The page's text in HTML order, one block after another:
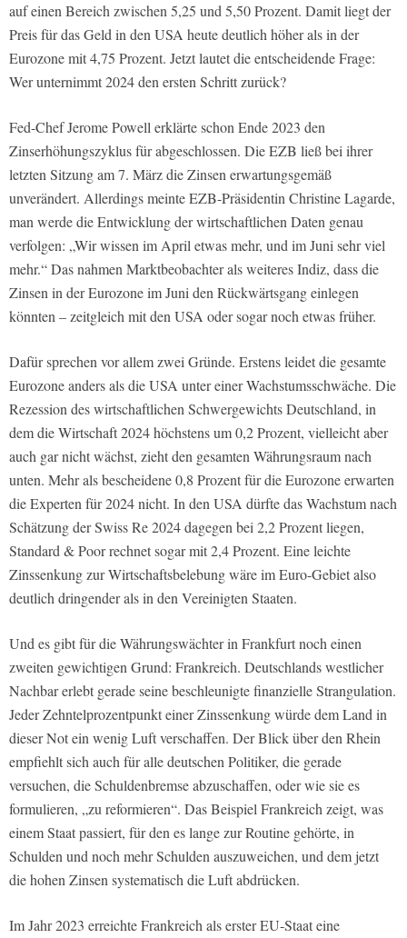
auf einen Bereich zwischen 5,25 und 5,50 Prozent. Damit liegt der
Preis für das Geld in den USA heute deutlich höher als in der
Eurozone mit 4,75 Prozent. Jetzt lautet die entscheidende Frage:
Wer unternimmt 2024 den ersten Schritt zurück?
Fed-Chef Jerome Powell erklärte schon Ende 2023 den
Zinserhöhungszyklus für abgeschlossen. Die EZB ließ bei ihrer
letzten Sitzung am 7. März die Zinsen erwartungsgemäß
unverändert. Allerdings meinte EZB-Präsidentin Christine Lagarde,
man werde die Entwicklung der wirtschaftlichen Daten genau
verfolgen: „Wir wissen im April etwas mehr, und im Juni sehr viel
mehr.“ Das nahmen Marktbeobachter als weiteres Indiz, dass die
Zinsen in der Eurozone im Juni den Rückwärtsgang einlegen
könnten – zeitgleich mit den USA oder sogar noch etwas früher.
Dafür sprechen vor allem zwei Gründe. Erstens leidet die gesamte
Eurozone anders als die USA unter einer Wachstumsschwäche. Die
Rezession des wirtschaftlichen Schwergewichts Deutschland, in
dem die Wirtschaft 2024 höchstens um 0,2 Prozent, vielleicht aber
auch gar nicht wächst, zieht den gesamten Währungsraum nach
unten. Mehr als bescheidene 0,8 Prozent für die Eurozone erwarten
die Experten für 2024 nicht. In den USA dürfte das Wachstum nach
Schätzung der Swiss Re 2024 dagegen bei 2,2 Prozent liegen,
Standard & Poor rechnet sogar mit 2,4 Prozent. Eine leichte
Zinssenkung zur Wirtschaftsbelebung wäre im Euro-Gebiet also
deutlich dringender als in den Vereinigten Staaten.
Und es gibt für die Währungswächter in Frankfurt noch einen
zweiten gewichtigen Grund: Frankreich. Deutschlands westlicher
Nachbar erlebt gerade seine beschleunigte finanzielle Strangulation.
Jeder Zehntelprozentpunkt einer Zinssenkung würde dem Land in
dieser Not ein wenig Luft verschaffen. Der Blick über den Rhein
empfiehlt sich auch für alle deutschen Politiker, die gerade
versuchen, die Schuldenbremse abzuschaffen, oder wie sie es
formulieren, „zu reformieren“. Das Beispiel Frankreich zeigt, was
einem Staat passiert, für den es lange zur Routine gehörte, in
Schulden und noch mehr Schulden auszuweichen, und dem jetzt
die hohen Zinsen systematisch die Luft abdrücken.
Im Jahr 2023 erreichte Frankreich als erster EU-Staat eine